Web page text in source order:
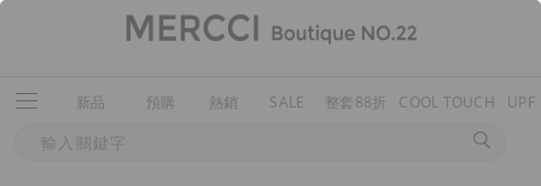
新品 預購 熱銷 SALE 整套88折 COOL TOUCH